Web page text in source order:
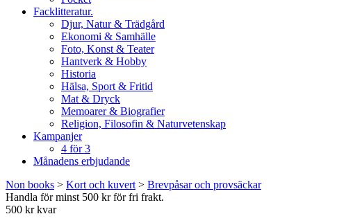
Facklitteratur.
Djur, Natur & Trädgård
Ekonomi & Samhälle
Foto, Konst & Teater
Hantverk & Hobby
Historia
Hälsa, Sport & Fritid
Mat & Dryck
Memoarer & Biografier
Religion, Filosofin & Naturvetenskap
Kampanjer
4 för 3
Månadens erbjudande
Non books > Kort och kuvert > Brevpåsar och provsäckar
Handla för minst 500 kr för fri frakt.
500 kr kvar